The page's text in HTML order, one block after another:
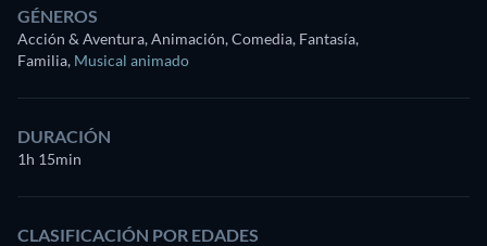
GÉNEROS
Acción & Aventura, Animación, Comedia, Fantasía,
Familia, Musical animado
DURACIÓN
1h 15min
CLASIFICACIÓN POR EDADES